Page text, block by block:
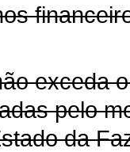
exceda
pelo
da